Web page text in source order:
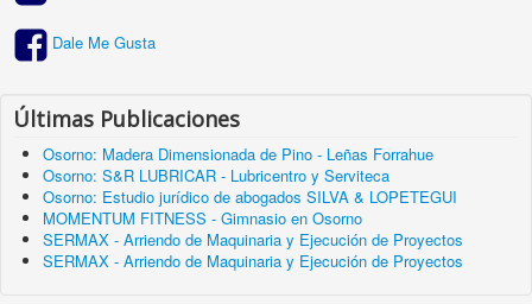
Dale Me Gusta
Últimas Publicaciones
Osorno: Madera Dimensionada de Pino - Leñas Forrahue
Osorno: S&R LUBRICAR - Lubricentro y Serviteca
Osorno: Estudio jurídico de abogados SILVA & LOPETEGUI
MOMENTUM FITNESS - Gimnasio en Osorno
SERMAX - Arriendo de Maquinaria y Ejecución de Proyectos
SERMAX - Arriendo de Maquinaria y Ejecución de Proyectos